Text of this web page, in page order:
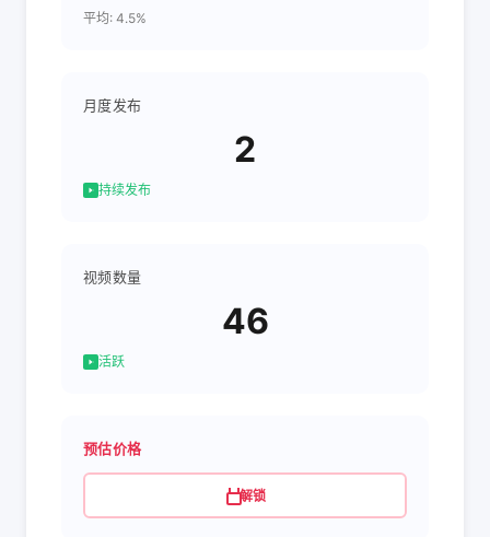
平均: 4.5%
月度发布
2
持续发布
视频数量
46
活跃
预估价格
解锁